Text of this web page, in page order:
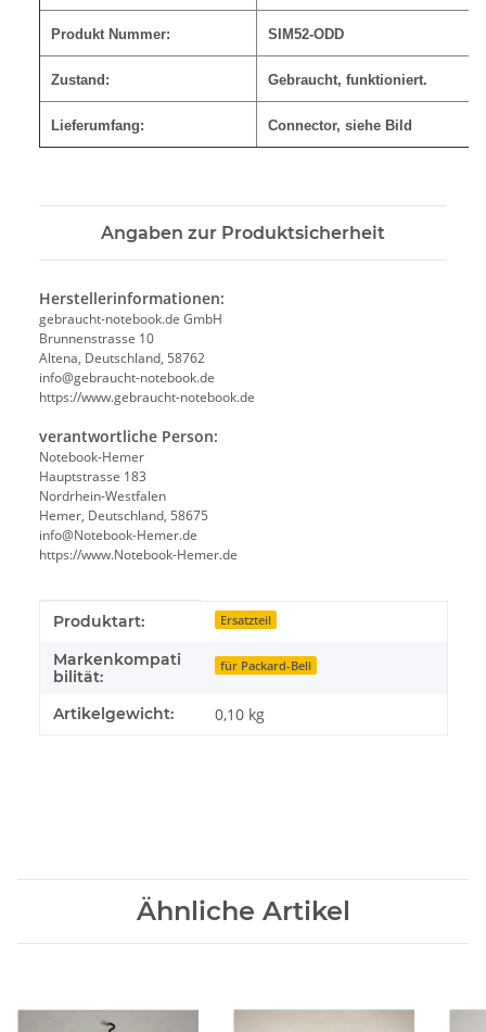
Produkt Nummer: SIM52-ODD
Zustand: Gebraucht, funktioniert.
Lieferumfang: Connector, siehe Bild
Angaben zur Produktsicherheit
Herstellerinformationen:
gebraucht-notebook.de GmbH
Brunnenstrasse 10
Altena, Deutschland, 58762
info@gebraucht-notebook.de
https://www.gebraucht-notebook.de
verantwortliche Person:
Notebook-Hemer
Hauptstrasse 183
Nordrhein-Westfalen
Hemer, Deutschland, 58675
info@Notebook-Hemer.de
https://www.Notebook-Hemer.de
Produkteigenschaft
Wert
Produktart: Ersatzteil
Markenkompati
bilität:
für Packard-Bell
Artikelgewicht: 0,10 kg
Ähnliche Artikel